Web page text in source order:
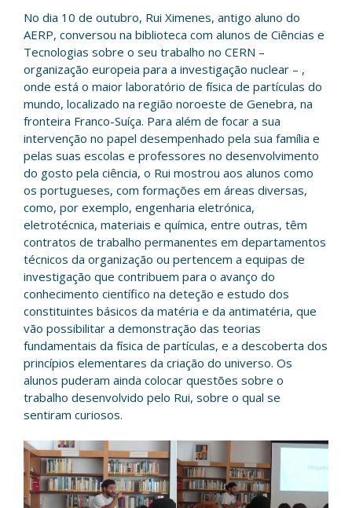
No dia 10 de outubro, Rui Ximenes, antigo aluno do
AERP, conversou na biblioteca com alunos de Ciências e
Tecnologias sobre o seu trabalho no CERN –
organização europeia para a investigação nuclear – ,
onde está o maior laboratório de física de partículas do
mundo, localizado na região noroeste de Genebra, na
fronteira Franco-Suíça. Para além de focar a sua
intervenção no papel desempenhado pela sua família e
pelas suas escolas e professores no desenvolvimento
do gosto pela ciência, o Rui mostrou aos alunos como
os portugueses, com formações em áreas diversas,
como, por exemplo, engenharia eletrónica,
eletrotécnica, materiais e química, entre outras, têm
contratos de trabalho permanentes em departamentos
técnicos da organização ou pertencem a equipas de
investigação que contribuem para o avanço do
conhecimento científico na deteção e estudo dos
constituintes básicos da matéria e da antimatéria, que
vão possibilitar a demonstração das teorias
fundamentais da física de partículas, e a descoberta dos
princípios elementares da criação do universo. Os
alunos puderam ainda colocar questões sobre o
trabalho desenvolvido pelo Rui, sobre o qual se
sentiram curiosos.